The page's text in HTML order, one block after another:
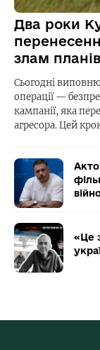
Два роки
злам
Сьогодні
операції —
кампанії, яка
агресора. Цей
«Це